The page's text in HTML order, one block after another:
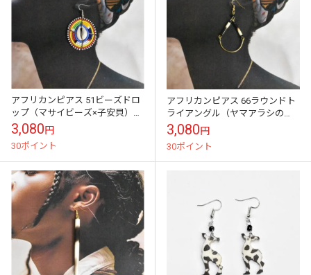
アフリカンピアス 51ビーズドロ
ップ（マサイビーズ×子安貝）
（マルチカラー）現地職人の手
しごと
3,080円
30ポイント
アフリカンピアス 66ラウンドト
ライアングル（ヤマアラシの
針）（ホワイト×ダークブラウ
ン）幸運のお守り
3,080円
30ポイント